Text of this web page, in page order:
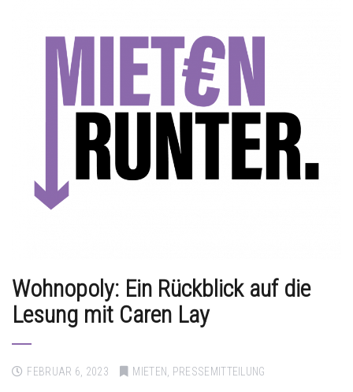
Wohnopoly: Ein Rückblick auf die
Lesung mit Caren Lay
FEBRUAR 6, 2023 MIETEN, PRESSEMITTEILUNG